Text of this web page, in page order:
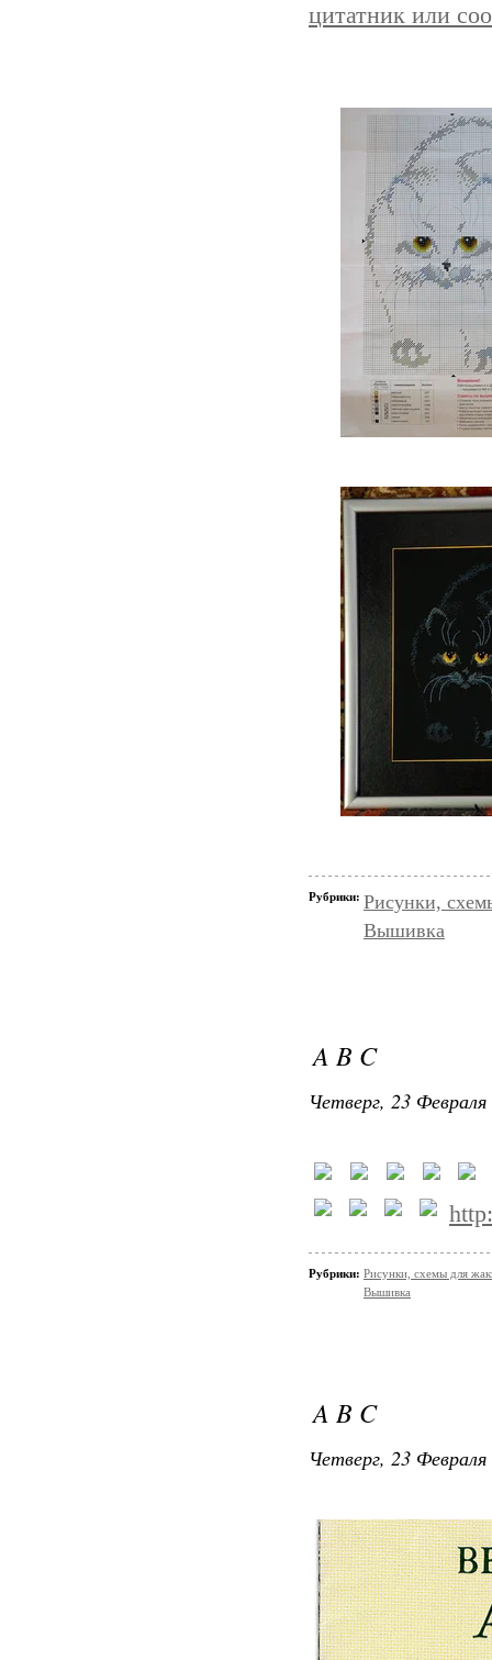
цитатник или
Рубрики: Рисунки,
Вышивка
A B C
Четверг, 23
Рубрики: Рисунки, схемы для
Вышивка
A B C
Четверг, 23